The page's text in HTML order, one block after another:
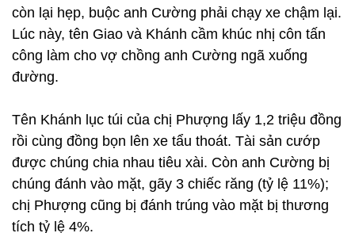
còn lại hẹp, buộc anh Cường phải chạy xe chậm lại.
Lúc này, tên Giao và Khánh cầm khúc nhị côn tấn
công làm cho vợ chồng anh Cường ngã xuống
đường.
Tên Khánh lục túi của chị Phượng lấy 1,2 triệu đồng
rồi cùng đồng bọn lên xe tẩu thoát. Tài sản cướp
được chúng chia nhau tiêu xài. Còn anh Cường bị
chúng đánh vào mặt, gãy 3 chiếc răng (tỷ lệ 11%);
chị Phượng cũng bị đánh trúng vào mặt bị thương
tích tỷ lệ 4%.